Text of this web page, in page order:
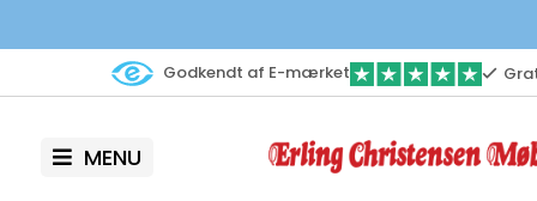
Godkendt af E-mærket
MENU